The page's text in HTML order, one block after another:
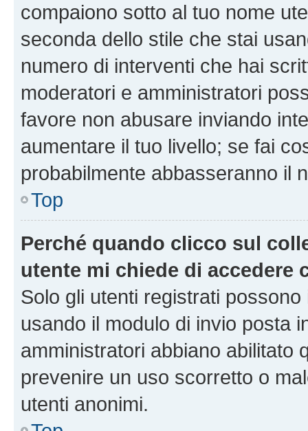
compaiono sotto al tuo nome
seconda dello stile che stai
numero di interventi che hai
moderatori e amministratori
favore non abusare inviando
aumentare il tuo livello; se fai
probabilmente abbasseranno il
Top
Perché quando clicco sul
utente mi chiede di accedere
Solo gli utenti registrati
usando il modulo di invio posta
amministratori abbiano abilitato
prevenire un uso scorretto o
utenti anonimi.